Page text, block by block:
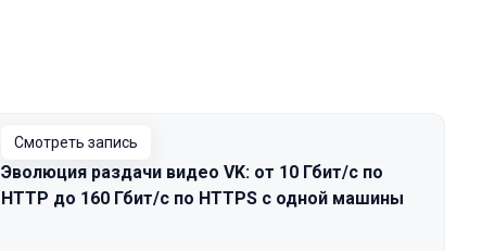
Смотреть запись
Эволюция раздачи видео VK: от 10 Гбит/с по
HTTP до 160 Гбит/с по HTTPS с одной машины